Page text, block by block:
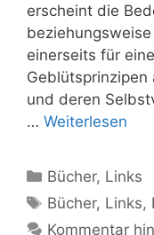
erscheint die
einerseits für
Geblütsprinzipen
und deren
… Weiterlesen
Kategorien
Bücher, Links
Schlagwörter
Bücher, Links,
Kommentar